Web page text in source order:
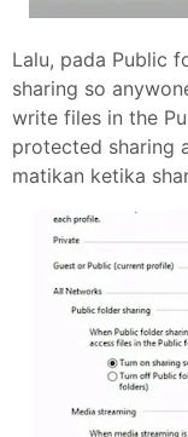
Lalu, pada Public
sharing so
write files in the
protected sharing
matikan ketika